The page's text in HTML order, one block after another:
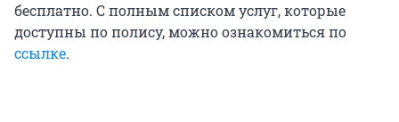
бесплатно. С полным списком услуг, которые
доступны по полису, можно ознакомиться по
ссылке.